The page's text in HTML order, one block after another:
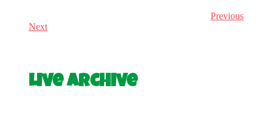
Previous
Next
Live Archive